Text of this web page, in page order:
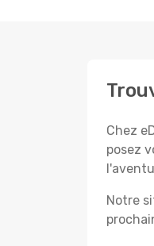
Chez
posez
Notre